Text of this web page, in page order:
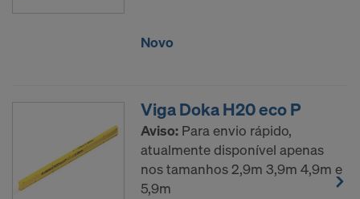
Novo
Viga Doka H20 eco P
Aviso: Para envio rápido,
atualmente disponível apenas
nos tamanhos 2,9m 3,9m 4,9m e
5,9m